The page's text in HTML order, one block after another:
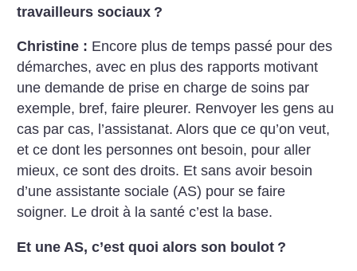
travailleurs sociaux ?
Christine : Encore plus de temps passé pour des
démarches, avec en plus des rapports motivant
une demande de prise en charge de soins par
exemple, bref, faire pleurer. Renvoyer les gens au
cas par cas, l’assistanat. Alors que ce qu’on veut,
et ce dont les personnes ont besoin, pour aller
mieux, ce sont des droits. Et sans avoir besoin
d’une assistante sociale (AS) pour se faire
soigner. Le droit à la santé c’est la base.
Et une AS, c’est quoi alors son boulot ?